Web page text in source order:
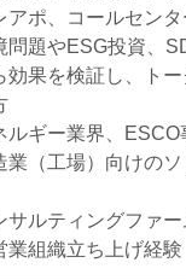
アポ、コールセン
問題やESG投資、
効果を検証し、ト
ルギー業界、
業（工場）向けの
サルティングファ
業組織立ち上げ経験